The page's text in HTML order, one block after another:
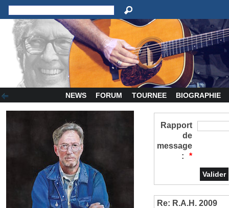
NEWS FORUM TOURNEE BIOGRAPHIE
Rapport
de
message
:
*
Re: R.A.H. 2009